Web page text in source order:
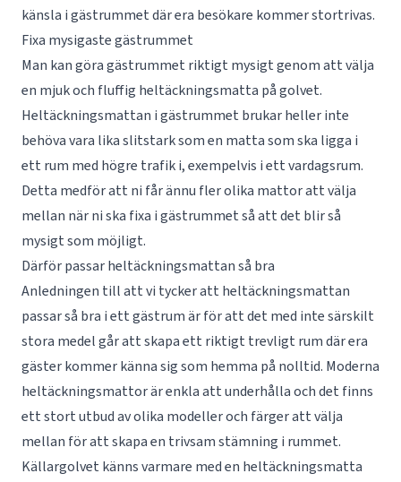
känsla i gästrummet där era besökare kommer stortrivas.
Fixa mysigaste gästrummet
Man kan göra gästrummet riktigt mysigt genom att välja
en mjuk och fluffig heltäckningsmatta på golvet.
Heltäckningsmattan i gästrummet brukar heller inte
behöva vara lika slitstark som en matta som ska ligga i
ett rum med högre trafik i, exempelvis i ett vardagsrum.
Detta medför att ni får ännu fler olika mattor att välja
mellan när ni ska fixa i gästrummet så att det blir så
mysigt som möjligt.
Därför passar heltäckningsmattan så bra
Anledningen till att vi tycker att heltäckningsmattan
passar så bra i ett gästrum är för att det med inte särskilt
stora medel går att skapa ett riktigt trevligt rum där era
gäster kommer känna sig som hemma på nolltid. Moderna
heltäckningsmattor är enkla att underhålla och det finns
ett stort utbud av olika modeller och färger att välja
mellan för att skapa en trivsam stämning i rummet.
Källargolvet känns varmare med en heltäckningsmatta